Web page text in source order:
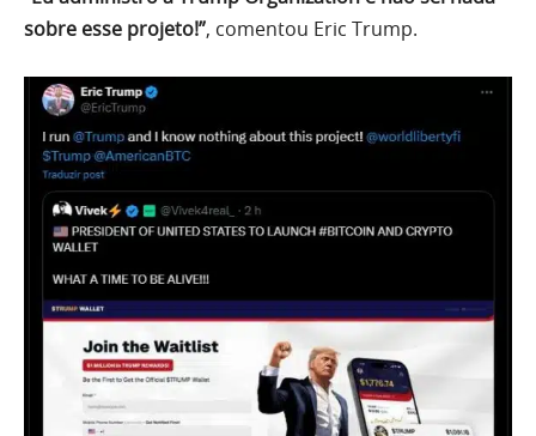
sobre esse projeto!”, comentou Eric Trump.